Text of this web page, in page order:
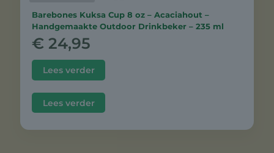
Barebones Kuksa Cup 8 oz – Acaciahout –
Handgemaakte Outdoor Drinkbeker – 235 ml
€ 24,95
Lees verder
Lees verder